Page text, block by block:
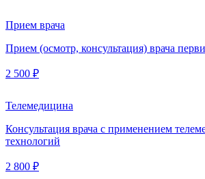
Прием врача
Прием (осмотр, консультация) врача
2 500 ₽
Телемедицина
Консультация врача с применением
технологий
2 800 ₽